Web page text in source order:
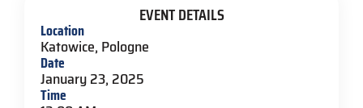
EVENT DETAILS
Location
Katowice, Pologne
Date
January 23, 2025
Time